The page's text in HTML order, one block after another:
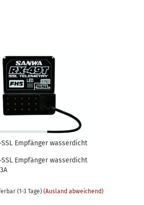
SSL Empfänger wasserdicht
SSL Empfänger wasserdicht
(1-3 Tage) (Ausland abweichend)